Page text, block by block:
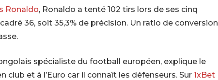
Ronaldo, Ronaldo a tenté 102 tirs lors de ses cinq
36, soit 35,3% de précision. Un ratio de conversion
spécialiste du football européen, explique le
club et à l’Euro car il connaît les défenseurs. Sur 1xBet